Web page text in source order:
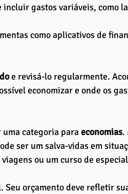
gastos variáveis, como
como aplicativos de
e revisá-lo regularmente.
economizar e onde os
categoria para economias.
ser um salva-vidas em
ou um curso de
Seu orçamento deve refletir